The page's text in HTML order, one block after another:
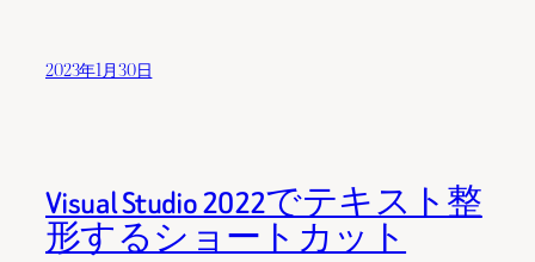
2023年1月30日
Visual Studio 2022でテキスト整
形するショートカット